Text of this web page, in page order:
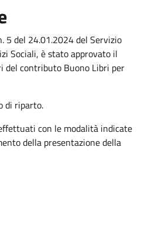
5 del 24.01.2024 del Servizio
Sociali, è stato approvato il
del contributo Buono Libri per
di riparto.
con le modalità indicate
della presentazione della